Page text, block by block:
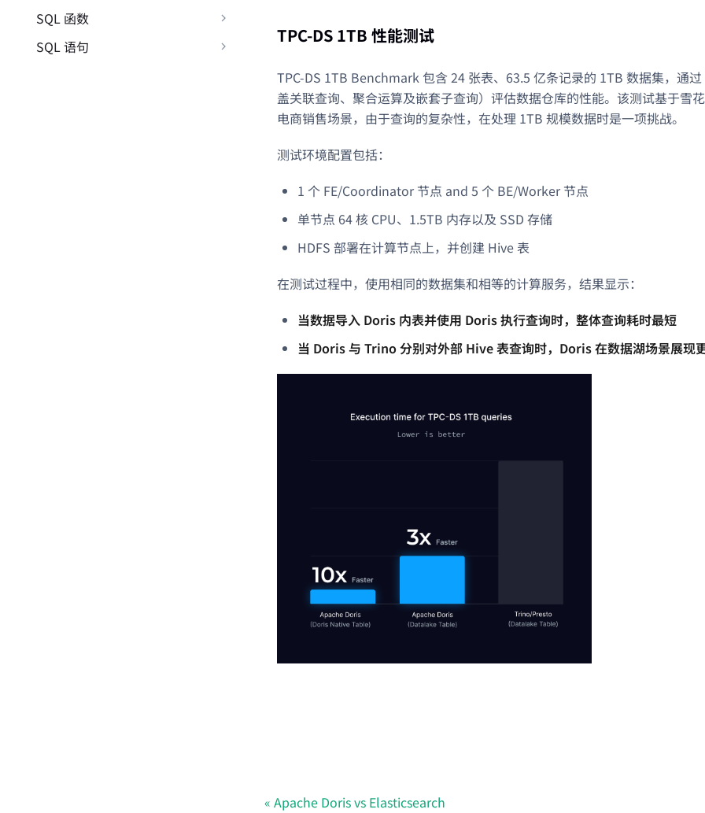
SQL 函数
SQL 语句
TPC-DS 1TB 性能测试
TPC-DS 1TB Benchmark 包含 24 张表、63.5 亿条记录的 1TB 数据集，通
盖关联查询、聚合运算及嵌套子查询）评估数据仓库的性能。该测试基于雪
电商销售场景，由于查询的复杂性，在处理 1TB 规模数据时是一项挑战。
测试环境配置​包括：
1 个 FE/Coordinator 节点 and 5 个 BE/Worker 节点
单节点 64 核 CPU、1.5TB 内存以及 SSD 存储
HDFS 部署在计算节点上，并创建 Hive 表
在测试过程中，使用相同的数据集和相等的计算服务，结果显示：
当数据导入 Doris 内表并使用 Doris 执行查询时，整体查询耗时最短
当 Doris 与 Trino 分别对外部 Hive 表查询时，Doris 在数据湖场景展现
Apache Doris vs Elasticsearch